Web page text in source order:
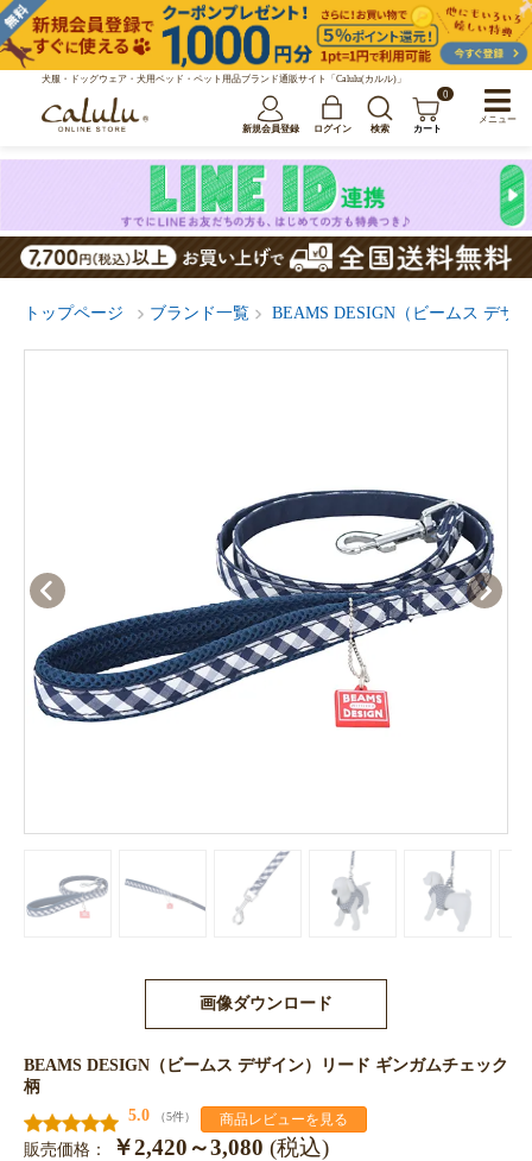
犬服・ドッグウェア・犬用ベッド・ペット用品ブランド通販サイト「Calulu(カルル)」
新規会員登録 ログイン 検索
0
カート
トップページ ブランド一覧 BEAMS DESIGN（ビームス デザ
画像ダウンロード
BEAMS DESIGN（ビームス デザイン）リード ギンガムチェック
柄
5.0
（5件） 商品レビューを見る
販売価格： ￥2,420～3,080 (税込)
メニュー